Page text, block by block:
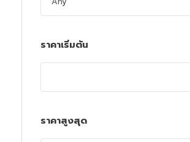
ราคาเริ่มต้น
ราคาสูงสุด